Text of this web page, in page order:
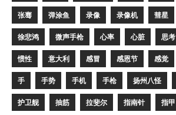
张骞 弹涂鱼 录像 录像机 彗星
徐悲鸿 微声手枪 心率 心脏 思考
惯性 意大利 感冒 感恩节 感觉
手 手势 手机 手枪 扬州八怪
护卫舰 抽筋 拉斐尔 指南针 指甲